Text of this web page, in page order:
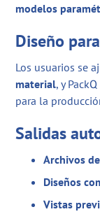
modelos
Diseño
Los usuarios se
material, y
para la
Salidas
Archivos
Diseños
Vistas